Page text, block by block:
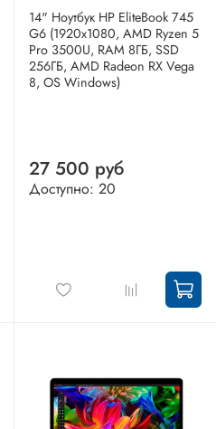
14" Ноутбук HP EliteBook 745
G6 (1920x1080, AMD Ryzen 5
Pro 3500U, RAM 8ГБ, SSD
256ГБ, AMD Radeon RX Vega
8, OS Windows)
27 500 руб
Доступно: 20